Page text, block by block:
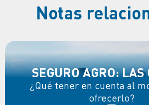
Notas
SEGURO AGRO: LAS
¿Qué tener en cuenta al
ofrecerlo?